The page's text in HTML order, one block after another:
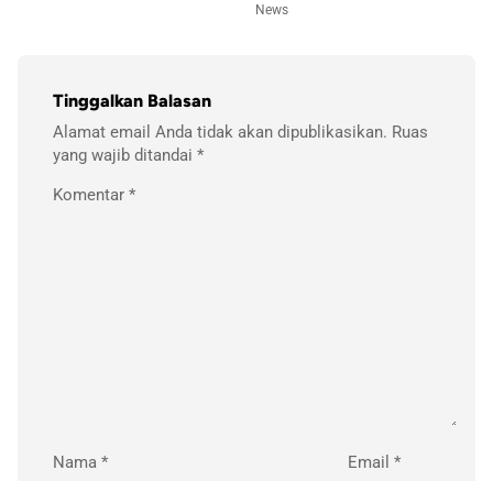
News
Tinggalkan Balasan
Alamat email Anda tidak akan dipublikasikan. Ruas
yang wajib ditandai *
Komentar *
Nama * Email *